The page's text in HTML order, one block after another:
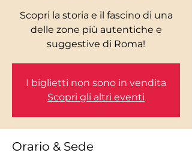
Scopri la storia e il fascino di una
delle zone più autentiche e
I biglietti non sono in vendita
Scopri gli altri eventi
Orario & Sede